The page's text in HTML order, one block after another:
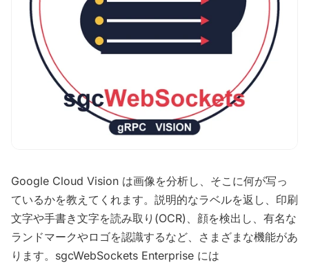
Google Cloud Vision は画像を分析し、そこに何が写っ
ているかを教えてくれます。説明的なラベルを返し、印刷
文字や手書き文字を読み取り(OCR)、顔を検出し、有名な
ランドマークやロゴを認識するなど、さまざまな機能があ
ります。sgcWebSockets Enterprise には